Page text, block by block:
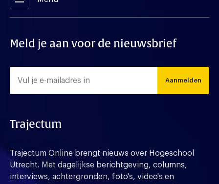
Meld je aan voor de nieuwsbrief
Aanmelden
Trajectum
Trajectum Online brengt nieuws over Hogeschool
Utrecht. Met dagelijkse berichtgeving, columns,
interviews, achtergronden, foto's, video's en